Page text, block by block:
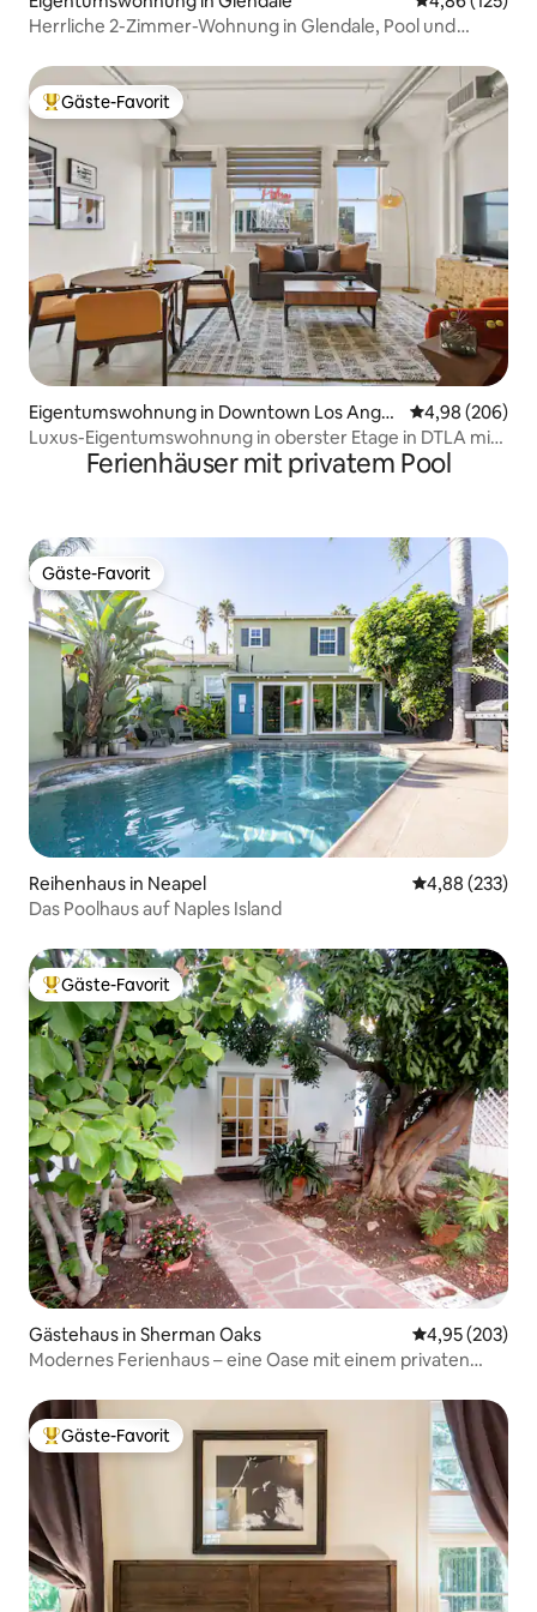
Herrliche 2-Zimmer-Wohnung in Glendale, Pool und
Beliebter Gäste-Favorit.
Gäste-Favorit
Eigentumswohnung in Downtown Los Angel
es
4,98 (206)
Luxus-Eigentumswohnung in oberster Etage in DTLA mit
Pool *Kostenlose Parkplätze*
Ferienhäuser mit privatem Pool
Gäste-Favorit
Gäste-Favorit
Reihenhaus in Neapel
4,88 (233)
Das Poolhaus auf Naples Island
Beliebter Gäste-Favorit.
Gäste-Favorit
Gästehaus in Sherman Oaks
4,95 (203)
Modernes Ferienhaus – eine Oase mit einem privaten
Beliebter Gäste-Favorit.
Gäste-Favorit